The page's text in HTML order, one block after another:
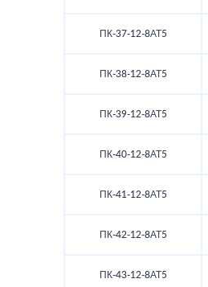
ПК-37-12-8АТ5
ПК-38-12-8АТ5
ПК-39-12-8АТ5
ПК-40-12-8АТ5
ПК-41-12-8АТ5
ПК-42-12-8АТ5
ПК-43-12-8АТ5